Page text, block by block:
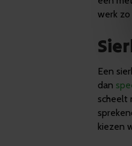
werk
Een
dan
scheelt
kiezen